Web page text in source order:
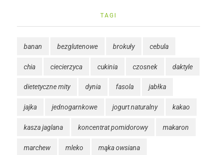
TAGI
banan bezglutenowe brokuły cebula
chia ciecierzyca cukinia czosnek daktyle
dietetyczne mity dynia fasola jabłka
jajka jednogarnkowe jogurt naturalny kakao
kasza jaglana koncentrat pomidorowy makaron
marchew mleko mąka owsiana